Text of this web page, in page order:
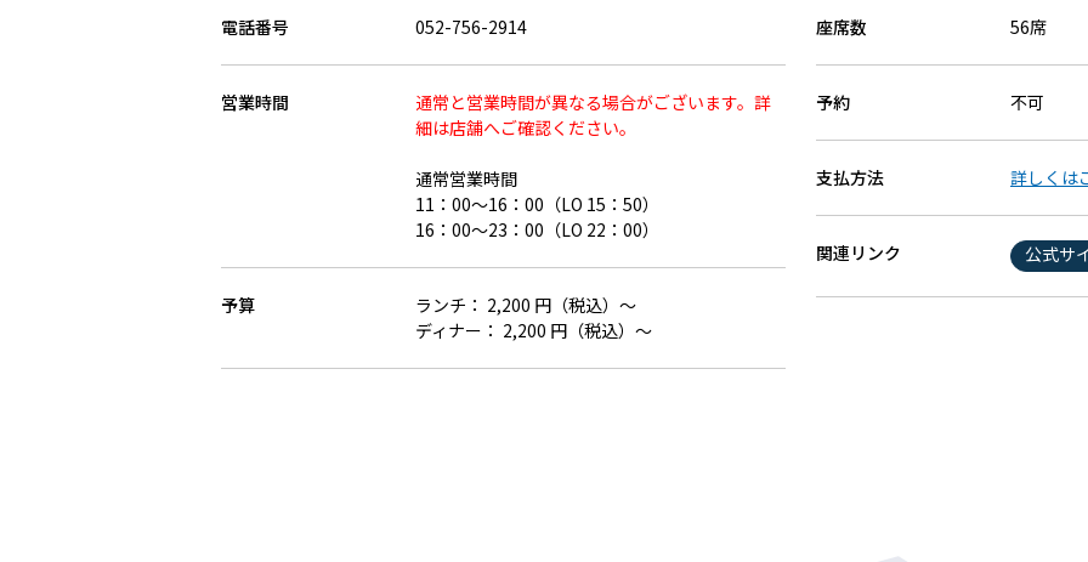
電話番号 052-756-2914
営業時間
通常と営業時間が異なる場合がございます。詳
細は店舗へご確認ください。
通常営業時間
11：00～16：00（LO 15：50）
16：00～23：00（LO 22：00）
予算
ランチ： 2,200 円（税込）～
ディナー： 2,200 円（税込）～
座席数 56席
予約 不可
支払方法 詳しくは
関連リンク 公式サ